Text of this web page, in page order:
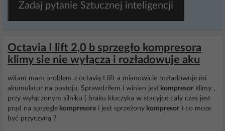
Zadaj pytanie Sztucznej inteligencji
Octavia I lift 2,0 b sprzegło kompresora
klimy sie nie wyłącza i rozładowuje aku
witam mam problem z octavią I lift a mianowicie rozładowuje mi
akumulator na postoju. Sprawdziłem i winien jest kompresor klimy ,
przy wyłączonym silniku ( braku kluczyka w stacyjce cały czas jest
prąd na sprzegle kompresora i jest sprzeżony kompresor ) co moze
być przyczyną ?